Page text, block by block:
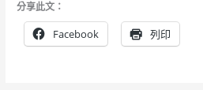
分享此文：
Facebook 列印